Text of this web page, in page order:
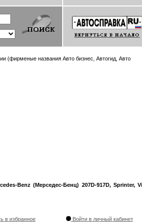
(фирменые названия Авто бизнес, Автогид, Авто
Benz (Мерседес-Бенц) 207D-917D, Sprinter,
в избранное Войти в личный кабинет